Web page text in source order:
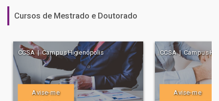
Cursos de Mestrado e Doutorado
CCSA | Campus Higienópolis
Avise-me
CCSA | Campus
Avise-me